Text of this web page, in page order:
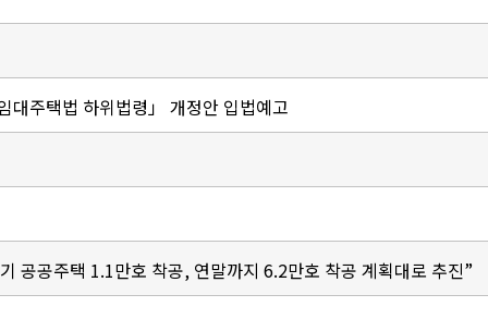
대주택법 하위법령」 개정안 입법예고
공공주택 1.1만호 착공, 연말까지 6.2만호 착공 계획대로 추진”